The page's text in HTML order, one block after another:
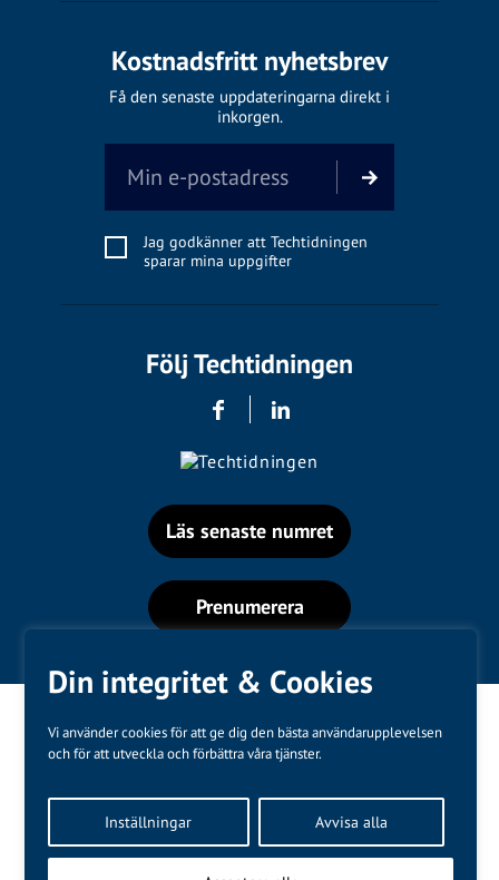
Din integritet & Cookies
Vi använder cookies för att ge dig den bästa användarupplevelsen
och för att utveckla och förbättra våra tjänster.
Inställningar Avvisa alla
Kostnadsfritt nyhetsbrev
Få den senaste uppdateringarna direkt i
inkorgen.
Jag godkänner att Techtidningen
sparar mina uppgifter
Följ Techtidningen
Läs senaste numret
Prenumerera
Kundtjänst